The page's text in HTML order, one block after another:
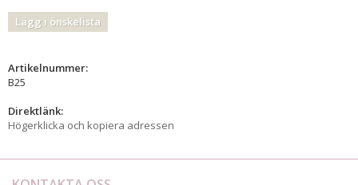
Lägg i önskelista
Artikelnummer:
B25
Direktlänk:
Högerklicka och kopiera adressen